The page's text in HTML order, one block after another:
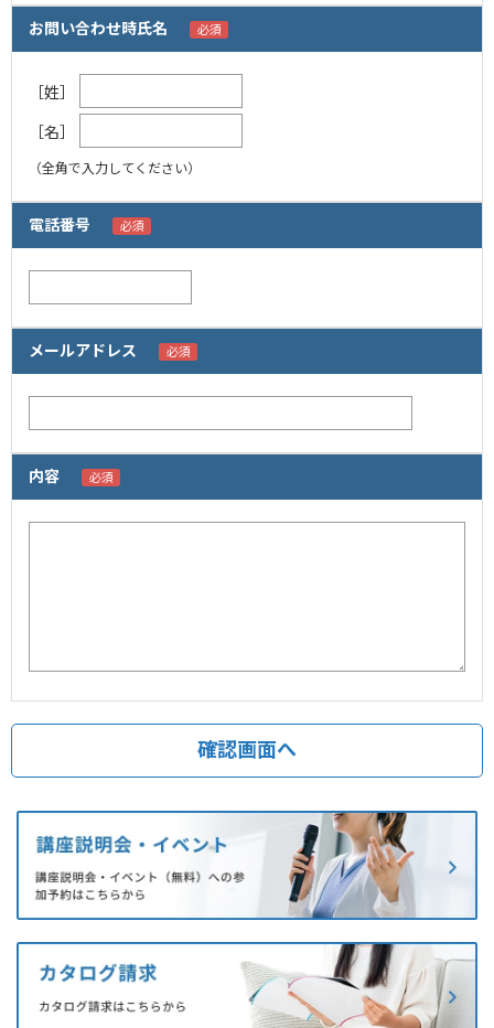
お問い合わせ時氏名
［姓］
［名］
（全角で入力してください）
電話番号
メールアドレス
内容